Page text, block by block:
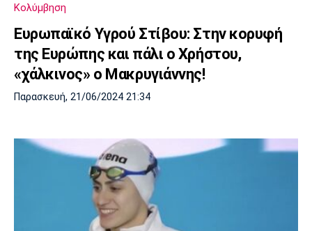
Κολύμβηση
Ευρωπαϊκό Υγρού Στίβου: Στην κορυφή
της Ευρώπης και πάλι ο Χρήστου,
«χάλκινος» ο Μακρυγιάννης!
Παρασκευή, 21/06/2024 21:34